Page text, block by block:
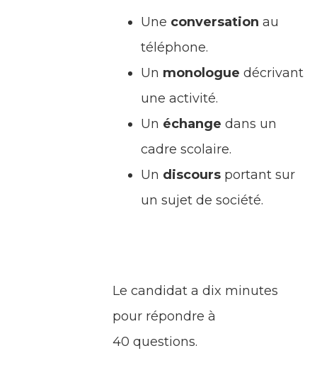
Une conversation au
téléphone.
Un monologue décrivant
une activité.
Un échange dans un
cadre scolaire.
Un discours portant sur
un sujet de société.
Le candidat a dix minutes
pour répondre à
40 questions.